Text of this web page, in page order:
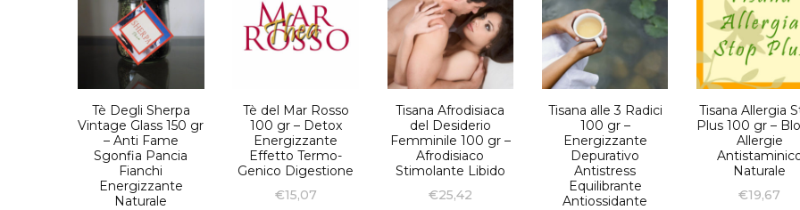
Tè Degli Sherpa
Vintage Glass 150 gr
– Anti Fame
Sgonfia Pancia
Fianchi
Energizzante
Naturale
Tè del Mar Rosso
100 gr – Detox
Energizzante
Effetto Termo-
Genico Digestione
€15,07
Tisana Afrodisiaca
del Desiderio
Femminile 100 gr –
Afrodisiaco
Stimolante Libido
€25,42
Tisana alle 3 Radici
100 gr –
Energizzante
Depurativo
Antistress
Equilibrante
Antiossidante
Tisana Allergia
Plus 100 gr –
Allergie
Naturale
€19,67